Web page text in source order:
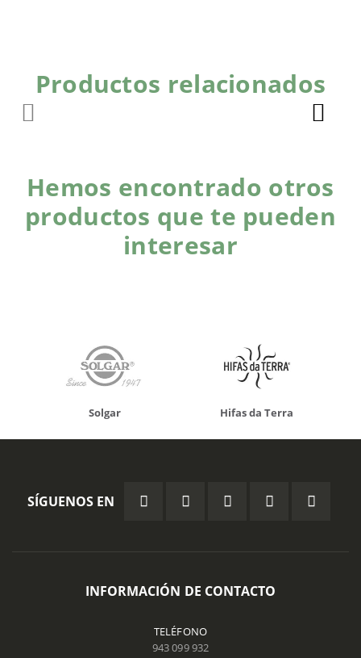
Productos relacionados
Hemos encontrado otros
productos que te pueden
interesar
Solgar Hifas da Terra
SÍGUENOS EN
INFORMACIÓN DE CONTACTO
TELÉFONO
943 099 932